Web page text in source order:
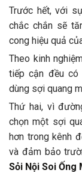
Trước hết, với
chắc chắn sẽ
cong hiệu quả
Theo kinh
tiếp cận đều có
dùng sợi quang
Thứ hai, vì
chọn một sợi
hơn trong kênh
và đảm bảo
Sỏi Nội Soi Ống